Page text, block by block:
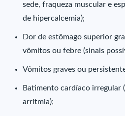
sede, fraqueza muscular e
de hipercalcemia);
Dor de estômago superior
vômitos ou febre (sinais
Vômitos graves ou
Batimento cardíaco irregular
arritmia);